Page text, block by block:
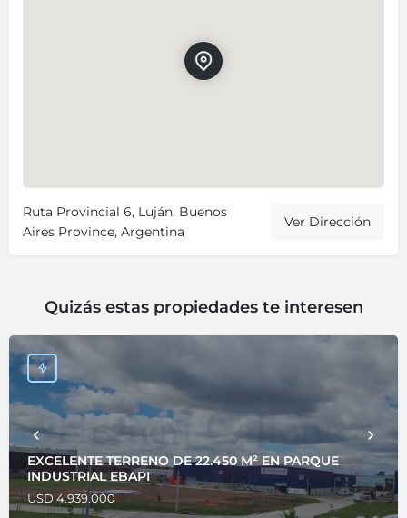
Ruta Provincial 6, Luján, Buenos
Aires Province, Argentina
Ver Dirección
Quizás estas propiedades te interesen
EXCELENTE TERRENO DE 22.450 M² EN PARQUE
INDUSTRIAL EBAPI
USD 4.939.000